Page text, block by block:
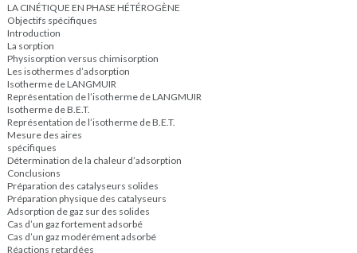
LA CINÉTIQUE EN PHASE HÉTÉROGÈNE
Objectifs spécifiques
Introduction
La sorption
Physisorption versus chimisorption
Les isothermes d’adsorption
Isotherme de LANGMUIR
Représentation de l’isotherme de LANGMUIR
Isotherme de B.E.T.
Représentation de l’isotherme de B.E.T.
Mesure des aires
spécifiques
Détermination de la chaleur d’adsorption
Conclusions
Préparation des catalyseurs solides
Préparation physique des catalyseurs
Adsorption de gaz sur des solides
Cas d’un gaz fortement adsorbé
Cas d’un gaz modérément adsorbé
Réactions retardées